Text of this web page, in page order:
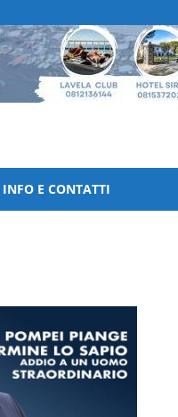
INFO E CONTATTI